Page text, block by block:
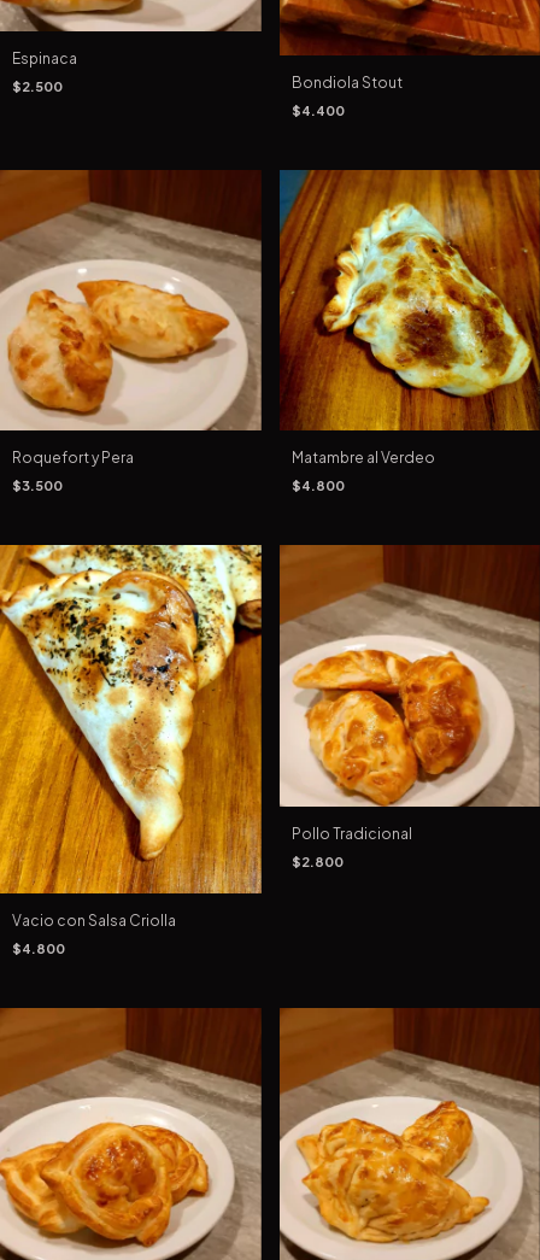
Espinaca
$2.500 Bondiola Stout
$4.400
Roquefort y Pera
$3.500
Matambre al Verdeo
$4.800
Vacio con Salsa Criolla
$4.800
Pollo Tradicional
$2.800